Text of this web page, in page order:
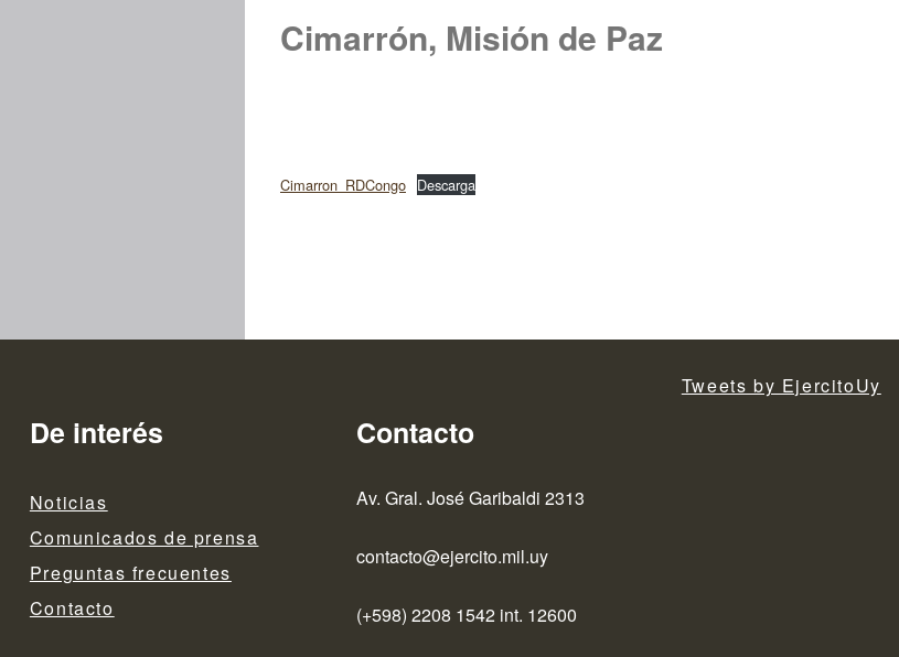
Cimarrón, Misión de Paz
Cimarron_RDCongo Descarga
De interés
Noticias
Comunicados de prensa
Preguntas frecuentes
Contacto
Contacto
Av. Gral. José Garibaldi 2313
contacto@ejercito.mil.uy
(+598) 2208 1542 int. 12600
Tweets by EjercitoUy